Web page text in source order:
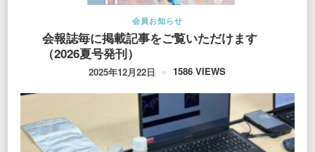
会員お知らせ
会報誌毎に掲載記事をご覧いただけます
（2026夏号発刊）
2025年12月22日 1586 VIEWS